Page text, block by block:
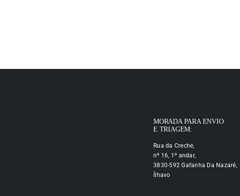
MORADA PARA ENVIO
E TRIAGEM:
Rua da Creche,
nº 16, 1º andar,
3830-592 Gafanha Da Nazaré,
Ílhavo